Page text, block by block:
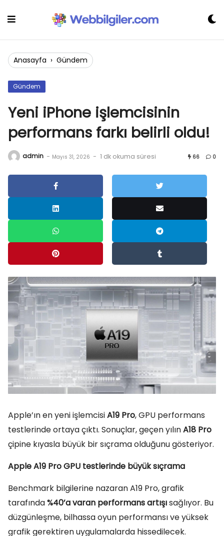
Anasayfa › Gündem
Gündem
Yeni iPhone işlemcisinin
performans farkı belirli oldu!
admin - Mayıs 31, 2026 - 1 dk okuma süresi 66 0
Apple’ın en yeni işlemcisiA19 Pro, GPU performans
testlerinde ortaya çıktı. Sonuçlar, geçen yılınA18 Pro
çipine kıyasla büyük bir sıçrama olduğunu gösteriyor.
Apple A19 Pro GPU testlerinde büyük sıçrama
Benchmark bilgilerine nazaran A19 Pro, grafik
tarafında%40’a varan performans artışısağlıyor. Bu
düzgünleşme, bilhassa oyun performansı ve yüksek
grafik gerektiren uygulamalarda hissedilecek.